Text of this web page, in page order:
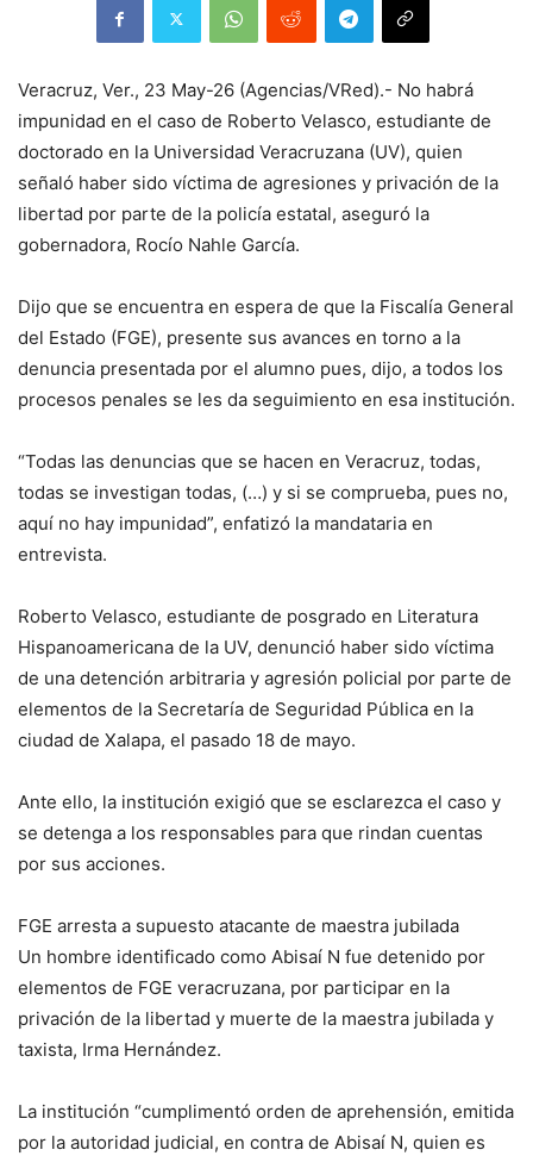
Veracruz, Ver., 23 May-26 (Agencias/VRed).- No habrá
impunidad en el caso de Roberto Velasco, estudiante de
doctorado en la Universidad Veracruzana (UV), quien
señaló haber sido víctima de agresiones y privación de la
libertad por parte de la policía estatal, aseguró la
gobernadora, Rocío Nahle García.
Dijo que se encuentra en espera de que la Fiscalía General
del Estado (FGE), presente sus avances en torno a la
denuncia presentada por el alumno pues, dijo, a todos los
procesos penales se les da seguimiento en esa institución.
“Todas las denuncias que se hacen en Veracruz, todas,
todas se investigan todas, (…) y si se comprueba, pues no,
aquí no hay impunidad”, enfatizó la mandataria en
entrevista.
Roberto Velasco, estudiante de posgrado en Literatura
Hispanoamericana de la UV, denunció haber sido víctima
de una detención arbitraria y agresión policial por parte de
elementos de la Secretaría de Seguridad Pública en la
ciudad de Xalapa, el pasado 18 de mayo.
Ante ello, la institución exigió que se esclarezca el caso y
se detenga a los responsables para que rindan cuentas
por sus acciones.
FGE arresta a supuesto atacante de maestra jubilada
Un hombre identificado como Abisaí N fue detenido por
elementos de FGE veracruzana, por participar en la
privación de la libertad y muerte de la maestra jubilada y
taxista, Irma Hernández.
La institución “cumplimentó orden de aprehensión, emitida
por la autoridad judicial, en contra de Abisaí N, quien es